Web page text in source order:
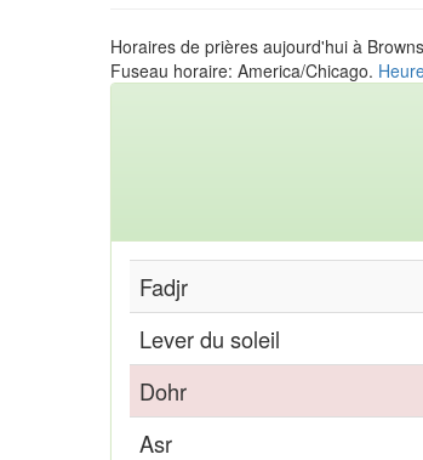
Horaires de prières aujourd'hui à
Fuseau horaire: America/Chicago.
Fadjr
Lever du soleil
Dohr
Asr